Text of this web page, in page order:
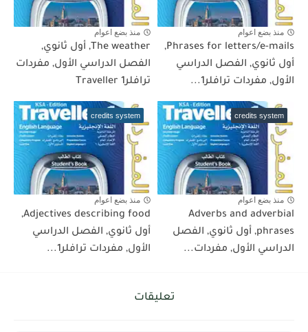
منذ بضع اعوام
Phrases for letters/e-mails,
أول ثانوي, الفصل الدراسي
الأول, مفردات ترافلر1...
منذ بضع اعوام
The weather, أول ثانوي,
الفصل الدراسي الأول, مفردات
ترافلر1 Traveller
credits system
منذ بضع اعوام
Adverbs and adverbial
phrases, أول ثانوي, الفصل
الدراسي الأول, مفردات...
credits system
منذ بضع اعوام
Adjectives describing food,
أول ثانوي, الفصل الدراسي
الأول, مفردات ترافلر1...
تعليقات